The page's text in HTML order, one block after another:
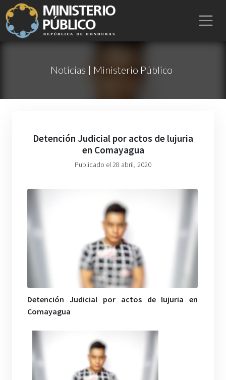
Noticias | Ministerio Público
Detención Judicial por actos de lujuria
en Comayagua
Publicado el 28 abril, 2020
Detención Judicial por actos de lujuria en
Comayagua